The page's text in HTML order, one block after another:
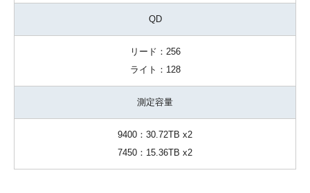
QD
リード：256
ライト：128
測定容量
9400：30.72TB x2
7450：15.36TB x2